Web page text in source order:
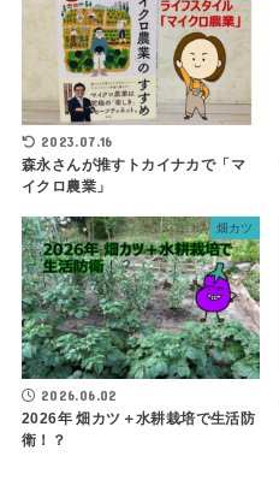
2023.07.16
森永さんが推すトカイナカで「マ
イクロ農業」
畑カツ
2026.06.02
2026年 畑カツ＋水耕栽培で生活防
衛！？